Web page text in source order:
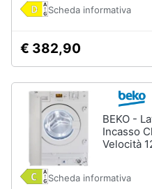
Animali
Motori
Libri,
cd
Festività
e
Elettrico
Piano
Cottura
Vedi
Elettrodomestici
da
Scheda informativa
€ 382,90
BEKO -
Incasso
Velocità
Scheda informativa